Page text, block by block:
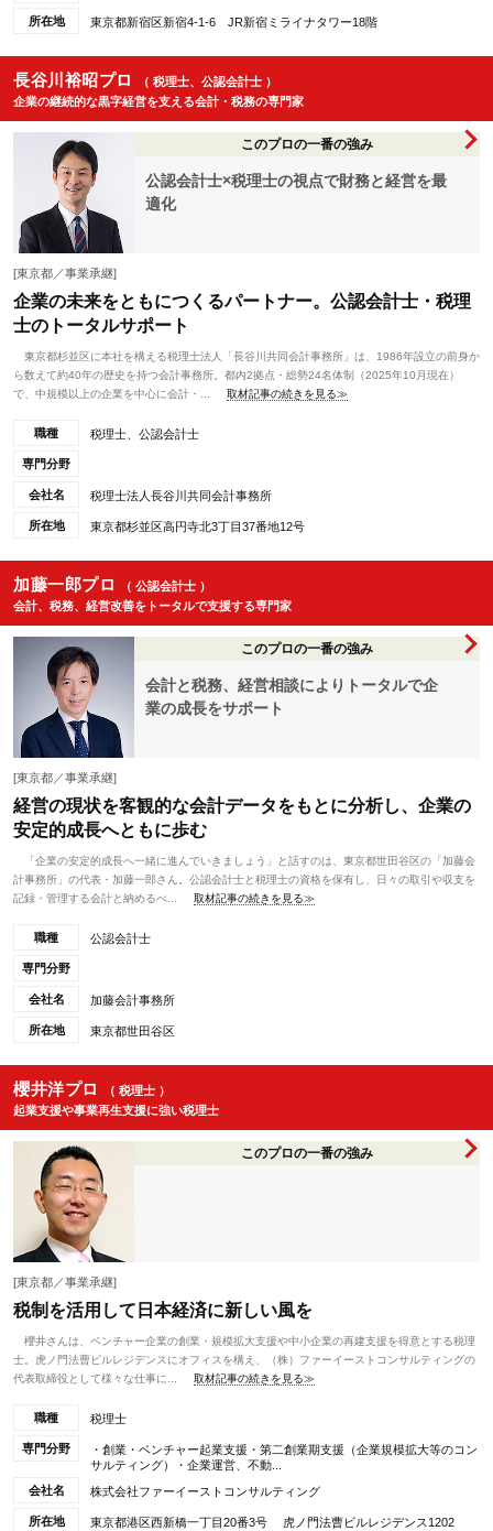
所在地 東京都新宿区新宿4-1-6 JR新宿ミライナタワー18階
長谷川裕昭プロ
（ 税理士、公認会計士 ）
企業の継続的な黒字経営を支える会計・税務の専門家
このプロの一番の強み
公認会計士×税理士の視点で財務と経営を最
適化
[東京都／事業承継]
企業の未来をともにつくるパートナー。公認会計士・税理
士のトータルサポート
東京都杉並区に本社を構える税理士法人「長谷川共同会計事務所」は、1986年設立の前身か
ら数えて約40年の歴史を持つ会計事務所。都内2拠点・総勢24名体制（2025年10月現在）
で、中規模以上の企業を中心に会計・...
取材記事の続きを見る≫
職種 税理士、公認会計士
専門分野
会社名 税理士法人長谷川共同会計事務所
所在地 東京都杉並区高円寺北3丁目37番地12号
加藤一郎プロ
（ 公認会計士 ）
会計、税務、経営改善をトータルで支援する専門家
このプロの一番の強み
会計と税務、経営相談によりトータルで企
業の成長をサポート
[東京都／事業承継]
経営の現状を客観的な会計データをもとに分析し、企業の
安定的成長へともに歩む
「企業の安定的成長へ一緒に進んでいきましょう」と話すのは、東京都世田谷区の「加藤会
計事務所」の代表・加藤一郎さん。公認会計士と税理士の資格を保有し、日々の取引や収支を
記録・管理する会計と納めるべ...
取材記事の続きを見る≫
職種 公認会計士
専門分野
会社名 加藤会計事務所
所在地 東京都世田谷区
櫻井洋プロ
（ 税理士 ）
起業支援や事業再生支援に強い税理士
このプロの一番の強み
[東京都／事業承継]
税制を活用して日本経済に新しい風を
櫻井さんは、ベンチャー企業の創業・規模拡大支援や中小企業の再建支援を得意とする税理
士。虎ノ門法曹ビルレジデンスにオフィスを構え、（株）ファーイーストコンサルティングの
代表取締役として様々な仕事に...
取材記事の続きを見る≫
職種 税理士
専門分野
・創業・ベンチャー起業支援・第二創業期支援（企業規模拡大等のコン
サルティング）・企業運営、不動...
会社名
株式会社ファーイーストコンサルティング
所在地 東京都港区西新橋一丁目20番3号 虎ノ門法曹ビルレジデンス1202